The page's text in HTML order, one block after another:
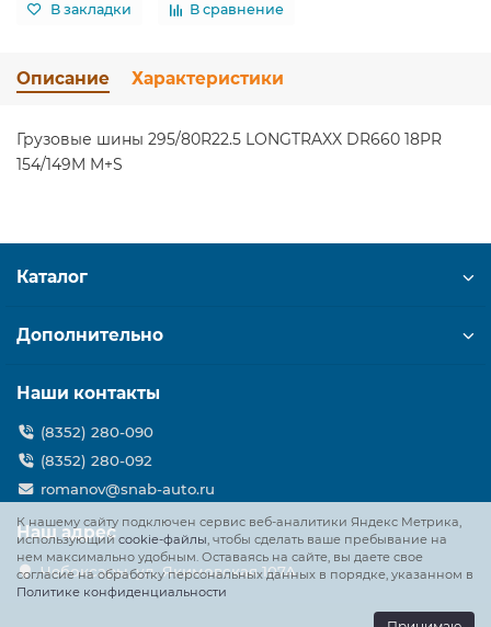
В закладки В сравнение
Описание Характеристики
Грузовые шины 295/80R22.5 LONGTRAXX DR660 18PR
154/149M M+S
К нашему сайту подключен сервис веб-аналитики Яндекс Метрика,
использующий cookie-файлы, чтобы сделать ваше пребывание на
нем максимально удобным. Оставаясь на сайте, вы даете свое
согласие на обработку персональных данных в порядке, указанном в
Политике конфиденциальности
Каталог
Дополнительно
Наши контакты
(8352) 280-090
(8352) 280-092
romanov@snab-auto.ru
Наш адрес
Чебоксары, ул. Якимовская 107А